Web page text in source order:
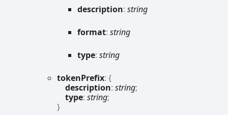
description: string
format: string
type: string
tokenPrefix: {
description: string;
type: string;
}